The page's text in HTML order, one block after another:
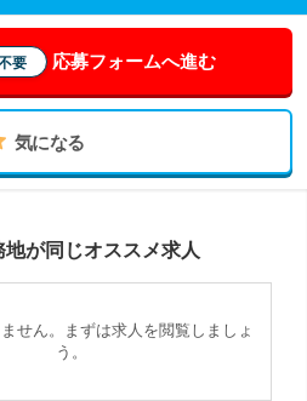
要 応募フォームへ進む
気になる
地が同じオススメ求人
せん。まずは求人を閲覧しましょ
う。